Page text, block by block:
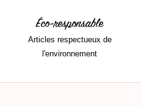
Éco-responsable
Articles respectueux de
l'environnement